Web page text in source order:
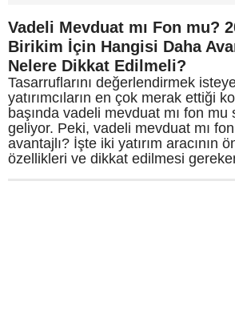
Vadeli Mevduat mı Fon mu?
Birikim İçin Hangisi Daha
Nelere Dikkat Edilmeli?
Tasarruflarını değerlendirmek
yatırımcıların en çok merak ettiği
başında vadeli mevduat mı fon mu
geliyor. Peki, vadeli mevduat mı
avantajlı? İşte iki yatırım aracının
özellikleri ve dikkat edilmesi